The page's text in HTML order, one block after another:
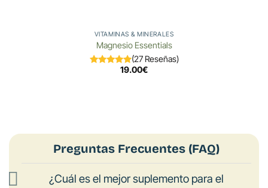
VITAMINAS & MINERALES
Magnesio Essentials
(27 Reseñas)
19.00€
Preguntas Frecuentes (FAQ)
¿Cuál es el mejor suplemento para el